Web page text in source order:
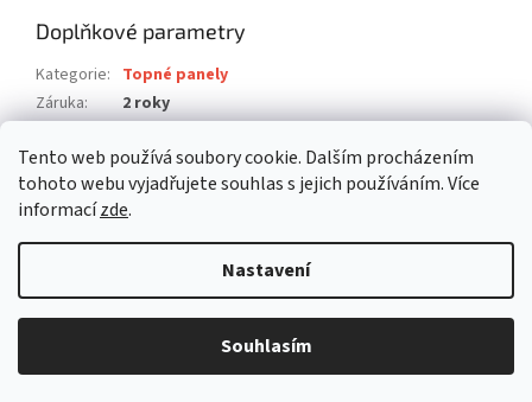
Tento web používá soubory cookie. Dalším procházením
tohoto webu vyjadřujete souhlas s jejich používáním. Více
informacízde.
Nastavení
Souhlasím
Doplňkové parametry
Kategorie: Topné panely
Záruka:
2 roky
EAN: 5412810318001
Vytvořil Shoptet
befree.cz. Všechna práva vyhrazena.